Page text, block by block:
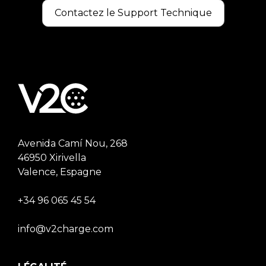
Contactez le Support Technique
Avenida Camí Nou, 268
46950 Xirivella
Valence, Espagne
+34 96 065 45 54
info@v2charge.com